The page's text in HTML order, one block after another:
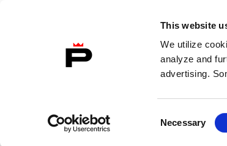
This website
We utilize
analyze and
advertising.
Selection
Necessary
To Home